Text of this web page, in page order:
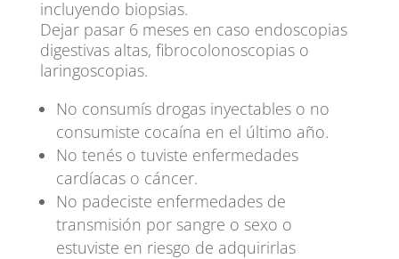
incluyendo biopsias.
Dejar pasar 6 meses en caso endoscopias
digestivas altas, fibrocolonoscopias o
laringoscopias.
No consumís drogas inyectables o no
consumiste cocaína en el último año.
No tenés o tuviste enfermedades
cardíacas o cáncer.
No padeciste enfermedades de
transmisión por sangre o sexo o
estuviste en riesgo de adquirirlas